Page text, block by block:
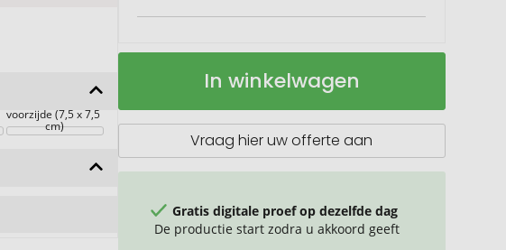
voorzijde (7,5 x 7,5
cm)
Loop
draadloos
oplaadstation
Op
In winkelwagen
Vraag hier uw offerte aan
Gratis digitale proef op dezelfde dag
De productie start zodra u akkoord geeft